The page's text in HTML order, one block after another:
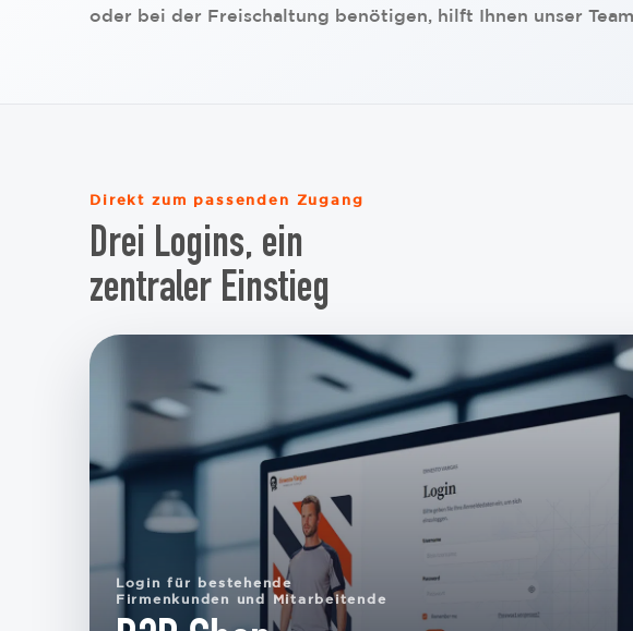
oder bei der Freischaltung benötigen, hilft Ihnen unser
Direkt zum passenden Zugang
Drei Logins, ein
zentraler Einstieg
Login für bestehende
Firmenkunden und Mitarbeitende